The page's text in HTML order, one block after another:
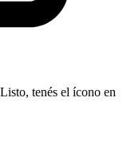
tenés el ícono en